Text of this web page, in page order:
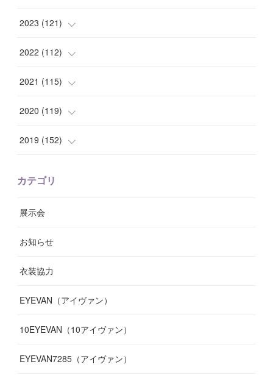
(9)
( 7)
( 8 )
(7)
( 8)
( 7 )
( 10)
9
(14
(8
(9
(14)
( 15)
( 11)
( 10)
( 11)
(14
(19
(12)
(10)
2023 (121)
( 12)
( 8)
( 8)
( 6)
(12
(10
(17)
(11)
(10)
2022 (112)
( 10)
( 7)
(8)
(9
(7
(7
(10)
(11)
2021 (115)
( 14)
(13)
(3
( 7
(13)
(11)
(13)
2020 (119)
(7)
(
( 5
(8)
(12)
2019 (152)
(10 )
(10)
カテゴリ
展示会
お知らせ
衣装協力
EYEVAN（アイヴァン）
10EYEVAN（10アイヴァン）
EYEVAN7285（アイヴァン）